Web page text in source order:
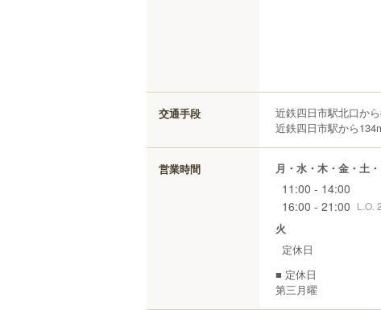
交通手段
近鉄四日市駅北口から
近鉄四日市駅から
営業時間 月・水・木・金・土
11:00 - 14:00
16:00 - 21:00 L.O.
火
定休日
■ 定休日
第三月曜